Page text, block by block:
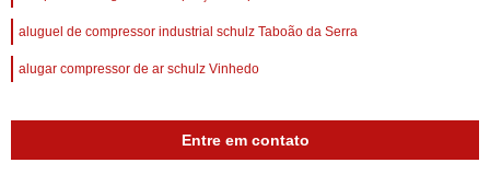
aluguel de compressor industrial schulz Taboão da Serra
alugar compressor de ar schulz Vinhedo
Entre em contato